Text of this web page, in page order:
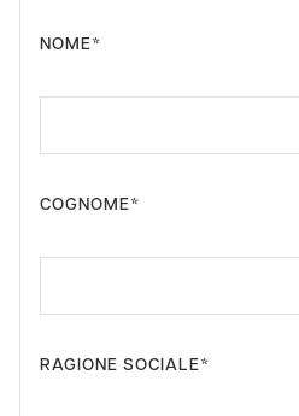
NOME*
COGNOME*
RAGIONE SOCIALE*